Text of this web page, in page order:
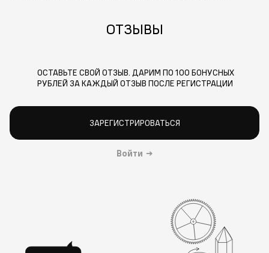
ОТЗЫВЫ
ОСТАВЬТЕ СВОЙ ОТЗЫВ. ДАРИМ ПО 100 БОНУСНЫХ
РУБЛЕЙ ЗА КАЖДЫЙ ОТЗЫВ ПОСЛЕ РЕГИСТРАЦИИ
ЗАРЕГИСТРИРОВАТЬСЯ
Войти →